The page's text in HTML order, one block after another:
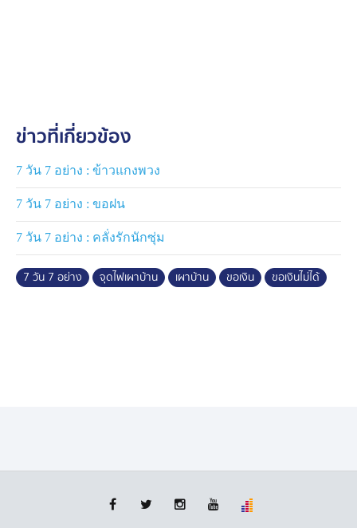
ข่าวที่เกี่ยวข้อง
7 วัน 7 อย่าง : ข้าวแกงพวง
7 วัน 7 อย่าง : ขอฝน
7 วัน 7 อย่าง : คลั่งรักนักซุ่ม
7 วัน 7 อย่าง จุดไฟเผาบ้าน เผาบ้าน ขอเงิน ขอเงินไม่ได้